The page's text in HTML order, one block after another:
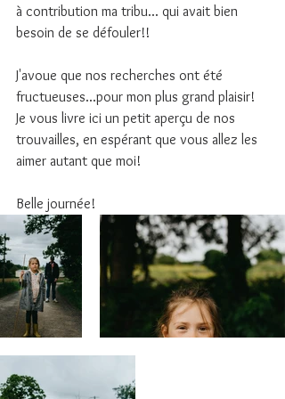
à contribution ma tribu... qui avait bien
besoin de se défouler!!
J'avoue que nos recherches ont été
fructueuses...pour mon plus grand plaisir!
Je vous livre ici un petit aperçu de nos
trouvailles, en espérant que vous allez les
aimer autant que moi!
Belle journée!